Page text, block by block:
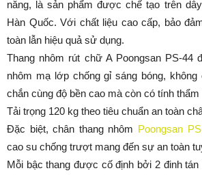
năng, là sản phẩm được chế tạo trên
Hàn Quốc. Với chất liệu cao cấp, bảo
toàn lẫn hiệu quả sử dụng.
Thang nhôm rút chữ A Poongsan PS-
nhôm mạ lớp chống gỉ sáng bóng,
chắn cùng độ bền cao mà còn có tính thẩm
Tải trọng 120 kg theo tiêu chuẩn an toàn
Đặc biệt, chân thang nhôm Poongsan
cao su chống trượt mang đến sự an toàn
Mỗi bậc thang được cố định bởi 2 đinh